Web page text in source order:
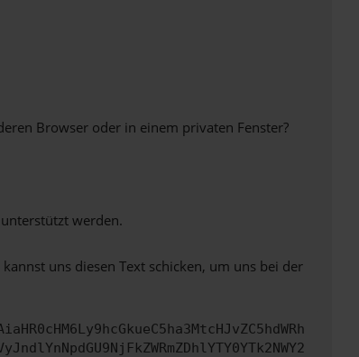
Browser oder in einem privaten Fenster?
werden.
uns diesen Text schicken, um uns bei der